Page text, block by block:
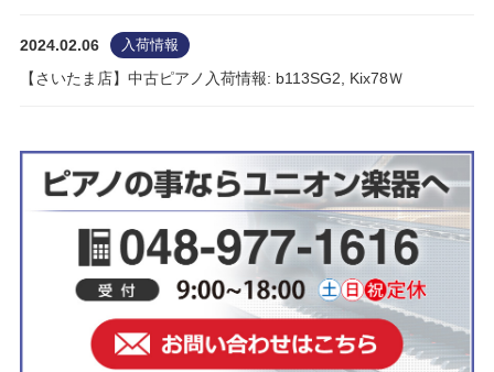
2024.02.06 入荷情報
【さいたま店】中古ピアノ入荷情報: b113SG2, Kix78Ｗ